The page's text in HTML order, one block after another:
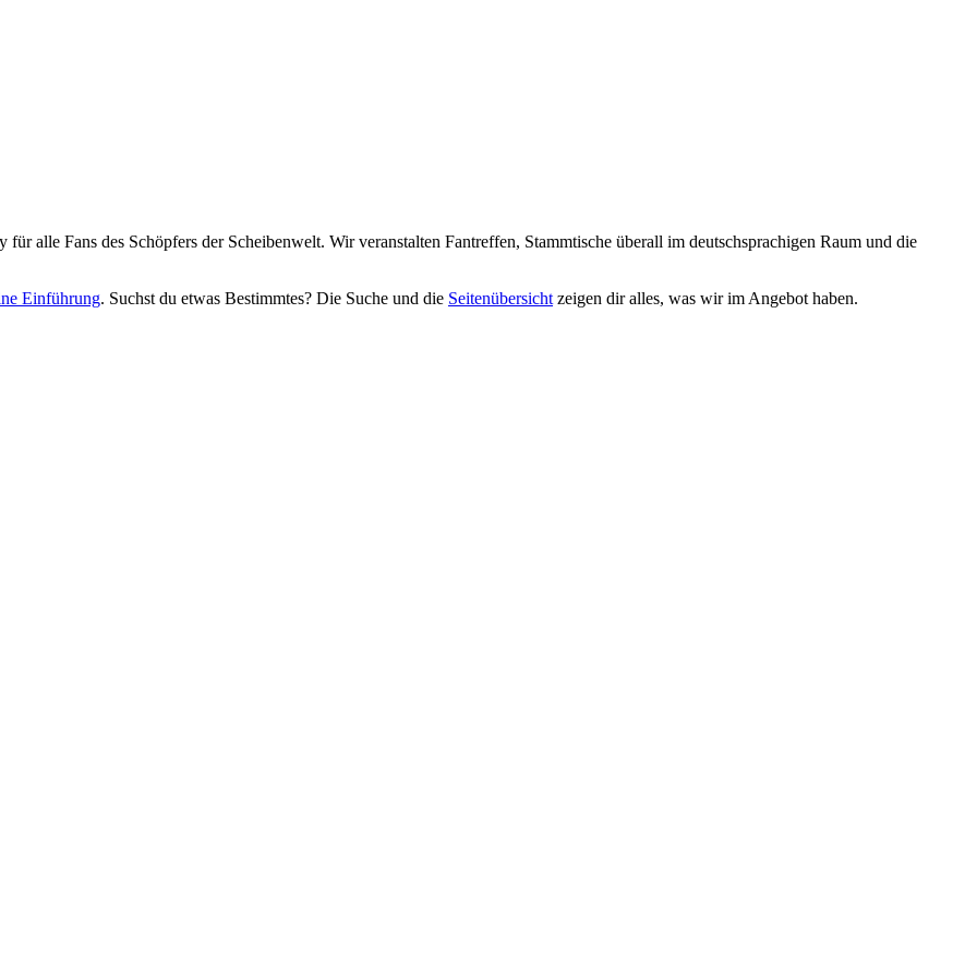
alle Fans des Schöpfers der Scheibenwelt. Wir veranstalten Fantreffen, Stammtische überall im deutschsprachigen Raum und die
Einführung. Suchst du etwas Bestimmtes? Die Suche und die Seitenübersicht zeigen dir alles, was wir im Angebot haben.